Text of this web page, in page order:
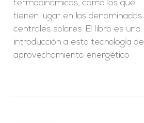
termodinámicos, como los que
tienen lugar en las denominadas
centrales solares. El libro es una
introducción a esta tecnología de
aprovechamiento energético